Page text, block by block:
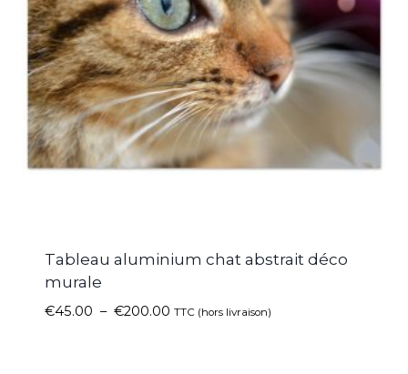
Tableau aluminium chat abstrait déco
murale
€45.00 – €200.00 TTC (hors livraison)